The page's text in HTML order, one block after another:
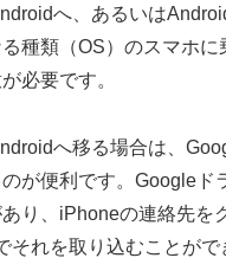
へ、あるいは
種類（OS）のスマホに
必要です。
へ移る場合は、
が便利です。Googleド
り、iPhoneの連絡先を
それを取り込むことがで